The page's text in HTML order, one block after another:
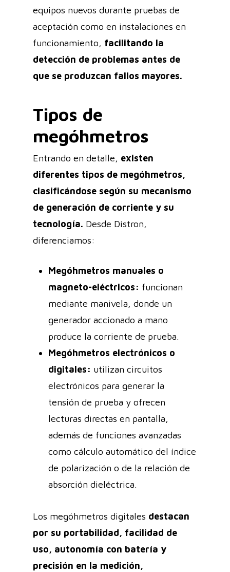
equipos nuevos durante pruebas de
aceptación como en instalaciones en
funcionamiento, facilitando la
detección de problemas antes de
que se produzcan fallos mayores.
Tipos de
megóhmetros
Entrando en detalle, existen
diferentes tipos de megóhmetros,
clasificándose según su mecanismo
de generación de corriente y su
tecnología. Desde Distron,
diferenciamos:
Megóhmetros manuales o
magneto-eléctricos: funcionan
mediante manivela, donde un
generador accionado a mano
produce la corriente de prueba.
Megóhmetros electrónicos o
digitales: utilizan circuitos
electrónicos para generar la
tensión de prueba y ofrecen
lecturas directas en pantalla,
además de funciones avanzadas
como cálculo automático del índice
de polarización o de la relación de
absorción dieléctrica.
Los megóhmetros digitales destacan
por su portabilidad, facilidad de
uso, autonomía con batería y
precisión en la medición,